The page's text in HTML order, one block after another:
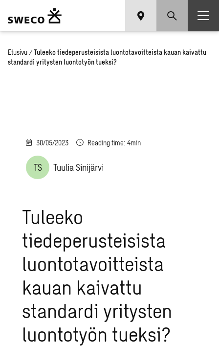
Etusivu / Tuleeko tiedeperusteisista luontotavoitteista kauan kaivattu
standardi yritysten luontotyön tueksi?
30/05/2023 Reading time: 4min
TS Tuulia Sinijärvi
Tuleeko
tiedeperusteisista
luontotavoitteista
kauan kaivattu
standardi yritysten
luontotyön tueksi?